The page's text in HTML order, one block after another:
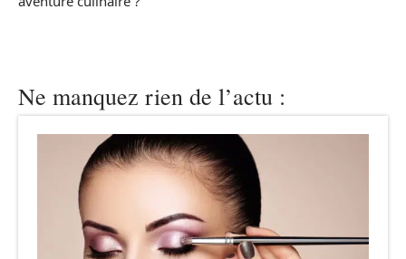
Ne manquez rien de l’actu :